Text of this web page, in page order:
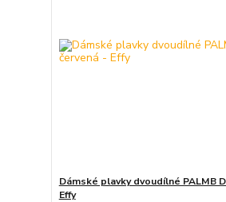
Dámské plavky dvoudílné PALMB
Effy